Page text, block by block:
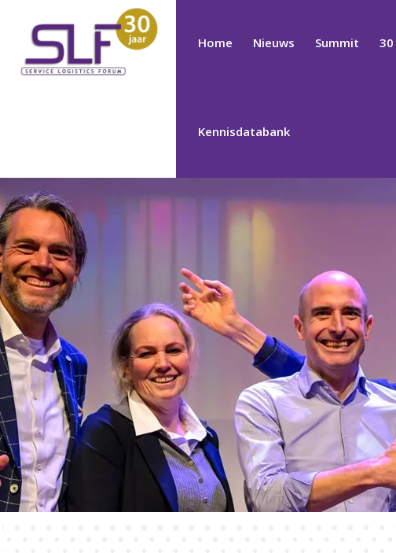
Home Nieuws Summit 30
Kennisdatabank